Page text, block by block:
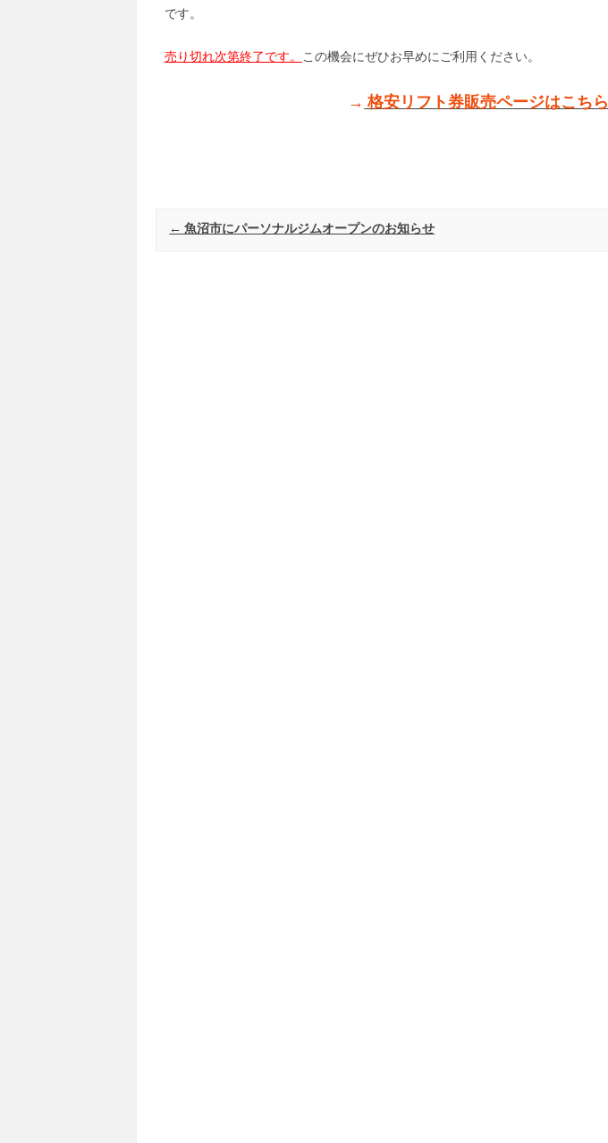
です。
売り切れ次第終了です。 この機会にぜひお早めにご利用ください。
→ 格安リフト券販売ページはこちら
Post navigation
← 魚沼市にパーソナルジムオープンのお知らせ